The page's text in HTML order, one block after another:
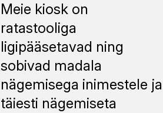
Meie kiosk on
ratastooliga
ligipääsetavad ning
sobivad madala
nägemisega inimestele ja
täiesti nägemiseta